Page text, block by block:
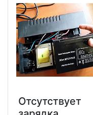
Отсутствует